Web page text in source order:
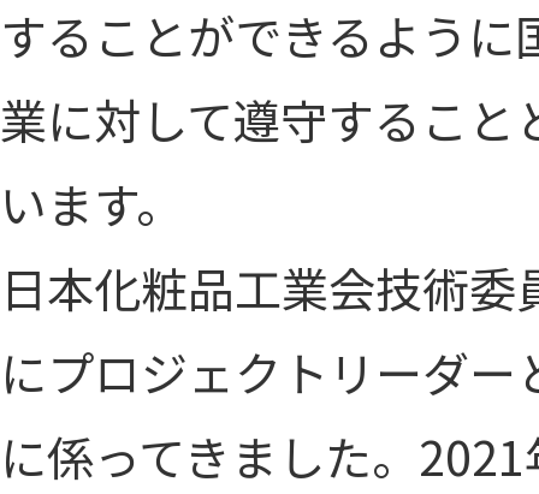
することができるよう
業に対して遵守するこ
います。
日本化粧品工業会技術
にプロジェクトリーダ
に係ってきました。